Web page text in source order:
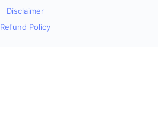
Disclaimer
Refund Policy